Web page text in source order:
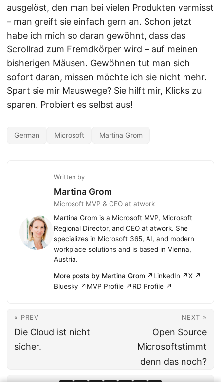
ausgelöst, den man bei vielen Produkten vermisst
– man greift sie einfach gern an. Schon jetzt
habe ich mich so daran gewöhnt, dass das
Scrollrad zum Fremdkörper wird – auf meinen
bisherigen Mäusen. Gewöhnen tut man sich
sofort daran, missen möchte ich sie nicht mehr.
Spart sie mir Mauswege? Sie hilft mir, Klicks zu
sparen. Probiert es selbst aus!
German Microsoft Martina Grom
Written by
Martina Grom
Microsoft MVP & CEO at atwork
Martina Grom is a Microsoft MVP, Microsoft
Regional Director, and CEO at atwork. She
specializes in Microsoft 365, AI, and modern
workplace solutions and is based in Vienna,
Austria.
More posts by Martina Grom ↗LinkedIn ↗X ↗
Bluesky ↗ MVP Profile ↗ RD Profile ↗
« PREV
Die Cloud ist nicht
sicher.
NEXT »
Open Source
Microsoftstimmt
denn das noch?